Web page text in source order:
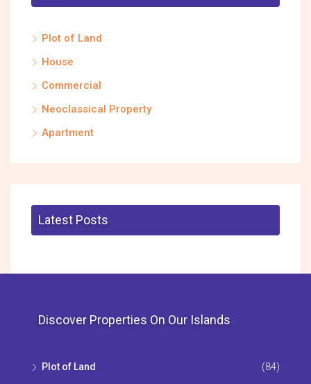
Plot of Land
House
Commercial
Neoclassical Property
Apartment
Latest Posts
Discover Properties On Our Islands
Plot of Land (84)